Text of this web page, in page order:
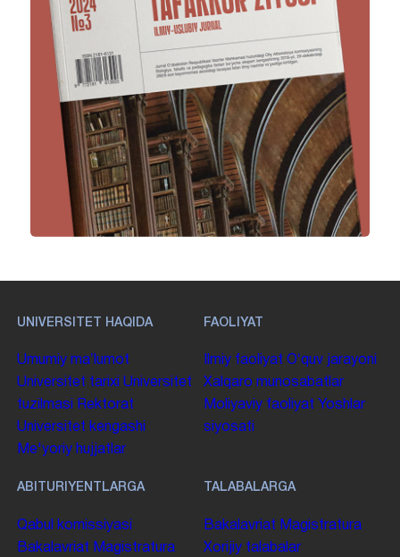
UNIVERSITET HAQIDA
Umumiy maʼlumot
Universitet tarixi Universitet
tuzilmasi
Rektorat
Universitet kengashi
Me'yoriy hujjatlar
FAOLIYAT
Ilmiy faoliyat Oʻquv jarayoni
Xalqaro munosabatlar
Moliyaviy faoliyat Yoshlar
siyosati
ABITURIYENTLARGA
Qabul komissiyasi
Bakalavriat Magistratura
TALABALARGA
Bakalavriat Magistratura
Xorijiy talabalar